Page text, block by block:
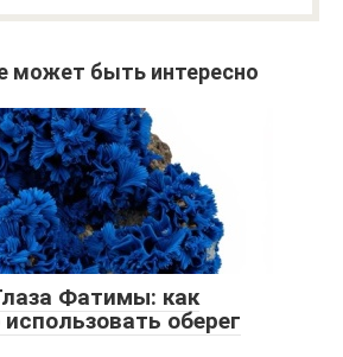
может быть интересно
Фатимы: как
оберег